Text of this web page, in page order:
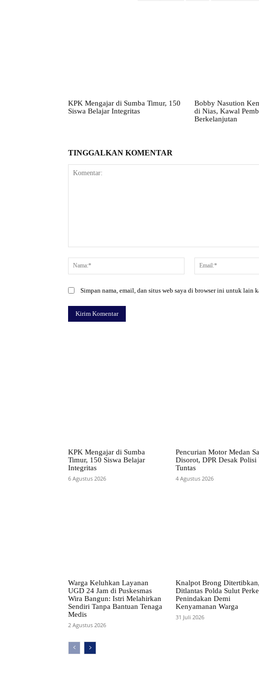
KPK Mengajar di Sumba Timur, 150
Siswa Belajar Integritas
Bobby Nasution
di Nias, Kawal
Berkelanjutan
TINGGALKAN KOMENTAR
Nama:*
Simpan nama, email, dan situs web saya di browser ini untuk lain
KPK Mengajar di Sumba
Timur, 150 Siswa Belajar
Integritas
6 Agustus 2026
Pencurian Motor Medan
Disorot, DPR Desak Polisi
Tuntas
4 Agustus 2026
Warga Keluhkan Layanan
UGD 24 Jam di Puskesmas
Wira Bangun: Istri Melahirkan
Sendiri Tanpa Bantuan Tenaga
Medis
2 Agustus 2026
Knalpot Brong Ditertibkan,
Ditlantas Polda Sulut
Penindakan Demi
Kenyamanan Warga
31 Juli 2026